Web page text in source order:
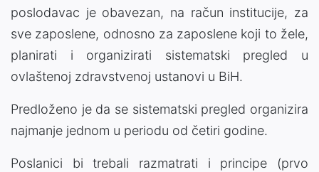
poslodavac je obavezan, na račun institucije, za
sve zaposlene, odnosno za zaposlene koji to žele,
planirati i organizirati sistematski pregled u
ovlaštenoj zdravstvenoj ustanovi u BiH.
Predloženo je da se sistematski pregled organizira
najmanje jednom u periodu od četiri godine.
Poslanici bi trebali razmatrati i principe (prvo